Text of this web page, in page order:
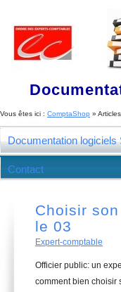
Vous êtes ici : ComptaShop »
Documentation logiciels
Contact
Choisir
le 03
Expert-comptable
Officier public: un
comment bien choisir